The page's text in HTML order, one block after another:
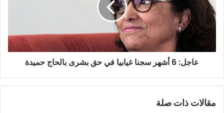
غيابيا
في
حق
بالحاج
عاجل: 6 أشهر سجنا غيابيا في حق بشرى بالحاج حميدة
مقالات ذات صلة